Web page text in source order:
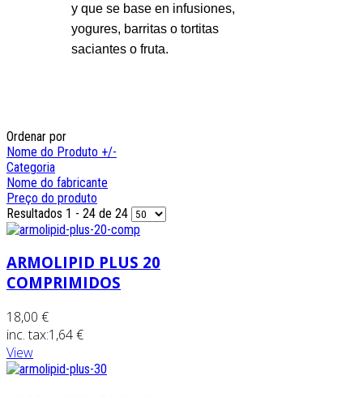
y que se base en infusiones,
yogures, barritas o tortitas
saciantes o fruta.
Ordenar por
Nome do Produto +/-
Categoria
Nome do fabricante
Preço do produto
Resultados 1 - 24 de 24
ARMOLIPID PLUS 20
COMPRIMIDOS
18,00 €
inc. tax:1,64 €
View